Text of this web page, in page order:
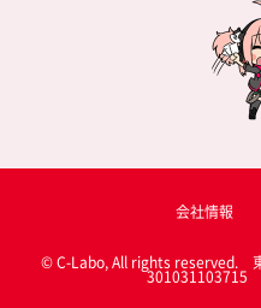
会社情報
© C-Labo, All rights reserved.
301031103715